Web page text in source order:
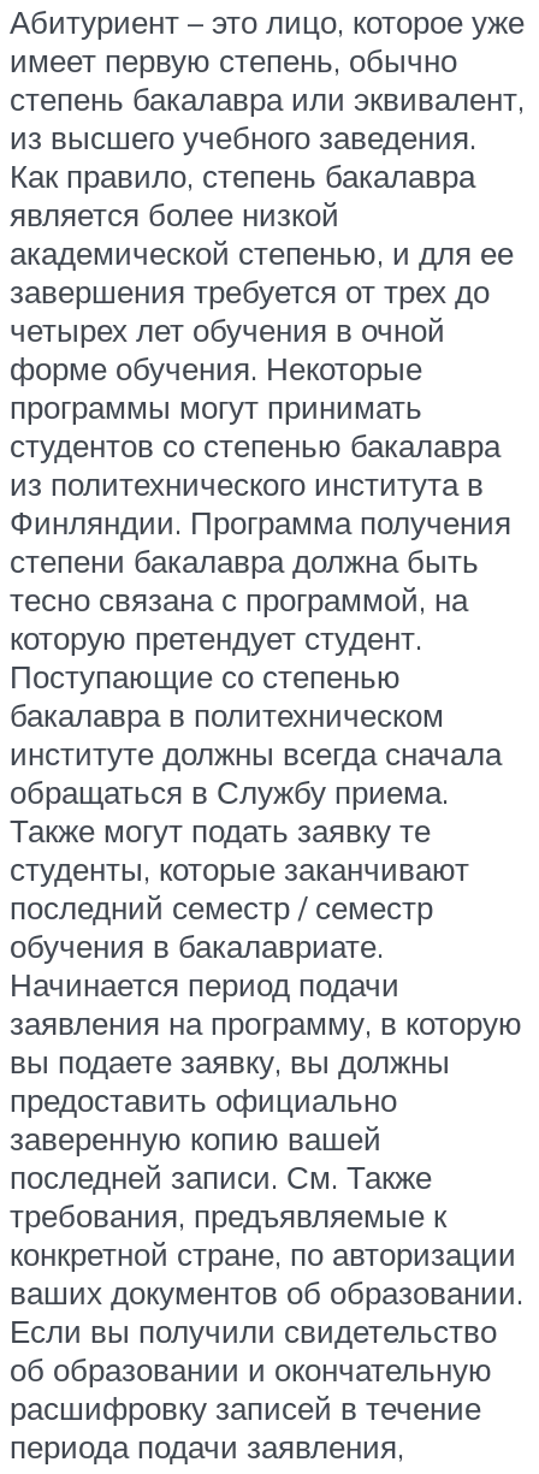
Абитуриент – это лицо, которое уже
имеет первую степень, обычно
степень бакалавра или эквивалент,
из высшего учебного заведения.
Как правило, степень бакалавра
является более низкой
академической степенью, и для ее
завершения требуется от трех до
четырех лет обучения в очной
форме обучения. Некоторые
программы могут принимать
студентов со степенью бакалавра
из политехнического института в
Финляндии. Программа получения
степени бакалавра должна быть
тесно связана с программой, на
которую претендует студент.
Поступающие со степенью
бакалавра в политехническом
институте должны всегда сначала
обращаться в Службу приема.
Также могут подать заявку те
студенты, которые заканчивают
последний семестр / семестр
обучения в бакалавриате.
Начинается период подачи
заявления на программу, в которую
вы подаете заявку, вы должны
предоставить официально
заверенную копию вашей
последней записи. См. Также
требования, предъявляемые к
конкретной стране, по авторизации
ваших документов об образовании.
Если вы получили свидетельство
об образовании и окончательную
расшифровку записей в течение
периода подачи заявления,